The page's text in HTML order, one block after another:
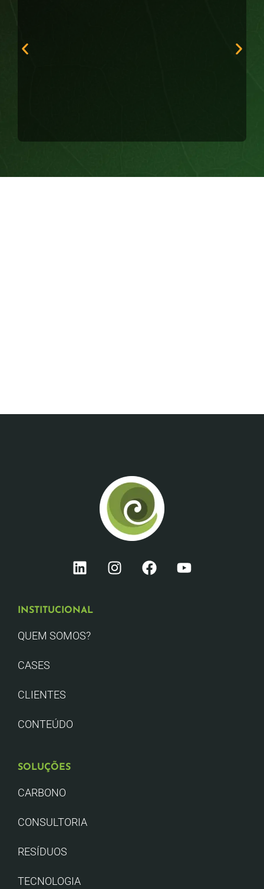
INSTITUCIONAL
QUEM SOMOS?
CASES
CLIENTES
CONTEÚDO
SOLUÇÕES
CARBONO
CONSULTORIA
RESÍDUOS
TECNOLOGIA